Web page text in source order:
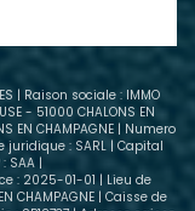
| Raison sociale : IMMO
- 51000 CHALONS EN
EN CHAMPAGNE | Numero
juridique : SARL | Capital
SAA |
: 2025-01-01 | Lieu de
CHAMPAGNE | Caisse de